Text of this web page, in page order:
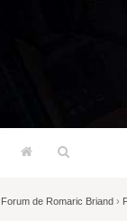
Forum de Romaric Briand ›